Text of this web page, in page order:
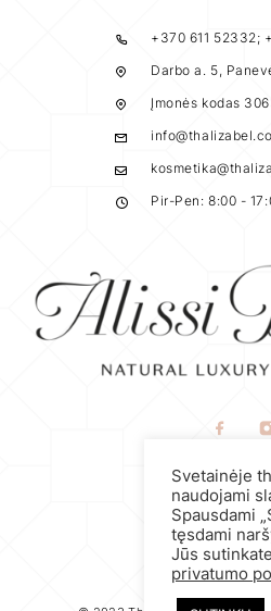
+370 611 52332;
Darbo a. 5,
Įmonės kodas
Pir-Pen: 8:00 -
Svetainėje
naudojami
Spausdami
tęsdami
Jūs
privatumo